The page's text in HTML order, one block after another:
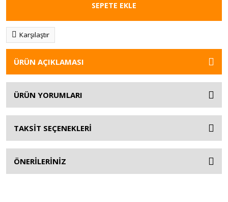
SEPETE EKLE
Karşılaştır
ÜRÜN AÇIKLAMASI
ÜRÜN YORUMLARI
TAKSİT SEÇENEKLERİ
ÖNERİLERİNİZ